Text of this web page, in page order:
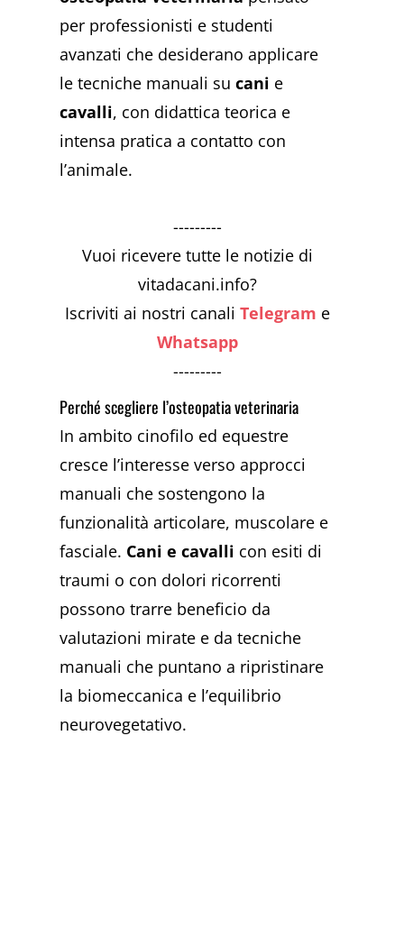
per professionisti e studenti
avanzati che desiderano applicare
le tecniche manuali sucani e
cavalli, con didattica teorica e
intensa pratica a contatto con
l’animale.
---------
Vuoi ricevere tutte le notizie di
vitadacani.info?
Iscriviti ai nostri canaliTelegram e
Whatsapp
---------
Perché scegliere l’osteopatia veterinaria
In ambito cinofilo ed equestre
cresce l’interesse verso approcci
manuali che sostengono la
funzionalità articolare, muscolare e
fasciale. Cani e cavalli con esiti di
traumi o con dolori ricorrenti
possono trarre beneficio da
valutazioni mirate e da tecniche
manuali che puntano a ripristinare
la biomeccanica e l’equilibrio
neurovegetativo.